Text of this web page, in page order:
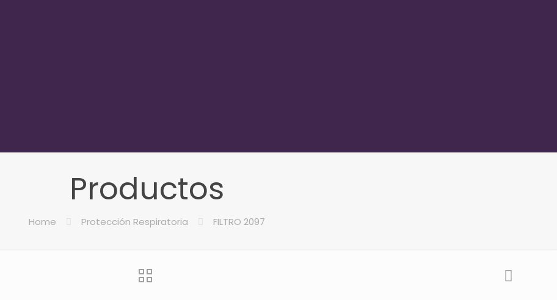
Productos
Home Protección Respiratoria FILTRO 2097